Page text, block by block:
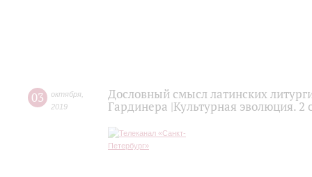
03 октября
2019
Дословный смысл латинских
Гардинера |Культурная эволюция. 2